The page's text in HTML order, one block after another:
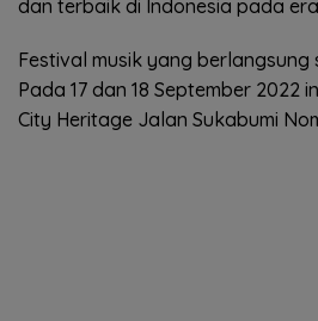
dan terbaik di Indonesia pada
Festival musik yang berlangsung
Pada 17 dan 18 September 2022
City Heritage Jalan Sukabumi